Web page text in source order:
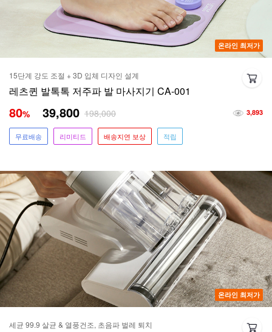
온라인 최저가
15단계 강도 조절 + 3D 입체 디자인 설계
레츠퀸 발톡톡 저주파 발 마사지기 CA-001
3,893
80% 39,800 198,000
무료배송 리미티드 배송지연 보상 적립
온라인 최저가
세균 99.9 살균 & 열풍건조, 초음파 벌레 퇴치